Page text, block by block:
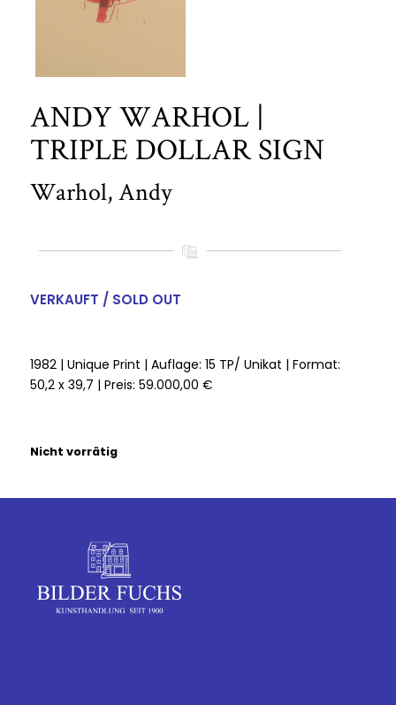
ANDY WARHOL |
TRIPLE DOLLAR SIGN
Warhol, Andy
VERKAUFT / SOLD OUT
1982 | Unique Print | Auflage: 15 TP/ Unikat | Format:
50,2 x 39,7 | Preis: 59.000,00 €
Nicht vorrätig